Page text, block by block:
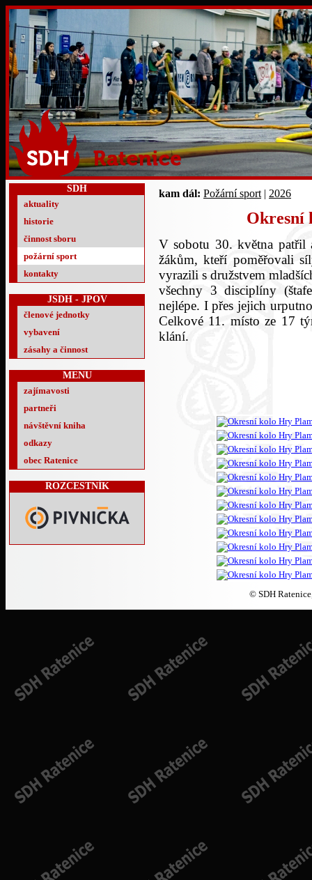
SDH
aktuality
historie
činnost sboru
požární sport
kontakty
JSDH - JPOV
členové jednotky
vybavení
zásahy a činnost
MENU
zajímavosti
partneři
návštěvní kniha
odkazy
obec Ratenice
ROZCESTNÍK
kam dál: Požární sport| 2026
Okresní
V sobotu 30. května patřil
žákům, kteří poměřovali
vyrazili s družstvem
všechny 3 disciplíny
nejlépe. I přes jejich
Celkové 11. místo ze 17
klání.
© SDH